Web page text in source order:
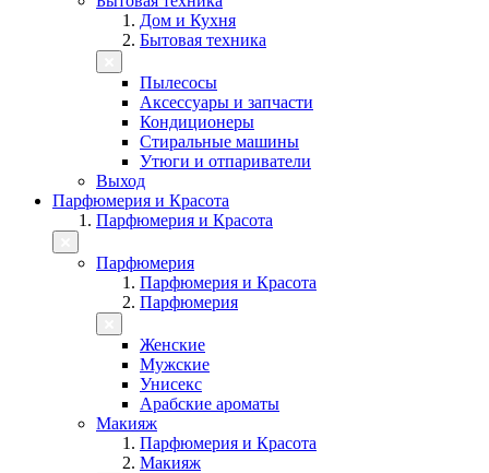
Дом и Кухня
Бытовая техника
Пылесосы
Аксессуары и запчасти
Кондиционеры
Стиральные машины
Утюги и отпариватели
Выход
Парфюмерия и Красота
Парфюмерия и Красота
Парфюмерия
Парфюмерия и Красота
Парфюмерия
Женские
Мужские
Унисекс
Арабские ароматы
Макияж
Парфюмерия и Красота
Макияж